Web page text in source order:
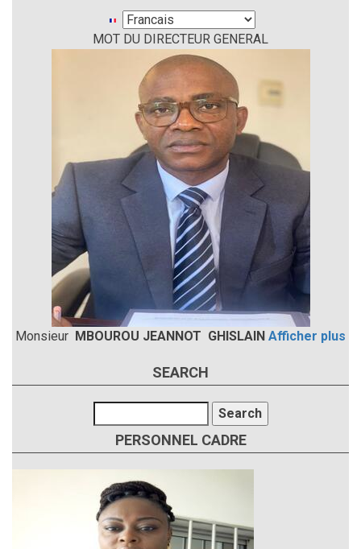
Select
your
language
MOT DU DIRECTEUR GENERAL
Monsieur MBOUROU JEANNOT GHISLAIN Afficher plus
SEARCH
PERSONNEL CADRE